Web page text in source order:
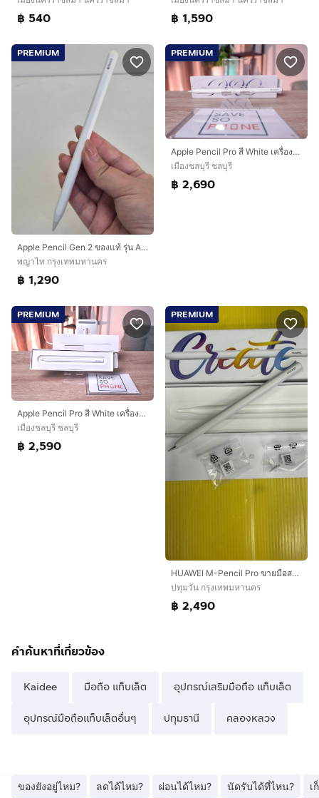
฿ 540 ฿ 1,590
PREMIUM
Apple Pencil Gen 2 ของแท้ รุ่น A2051
พญาไท กรุงเทพมหานคร
฿ 1,290
PREMIUM
Apple Pencil Pro สี White เครื่องสวย ราคาเพียง 2,690.- มีประกันร้าน 60 วัน
เมืองชลบุรี ชลบุรี
฿ 2,690
PREMIUM
Apple Pencil Pro สี White เครื่องสวย ราคาเพียง 2,590.- มีประกันร้าน 60 วัน
เมืองชลบุรี ชลบุรี
฿ 2,590
PREMIUM
HUAWEI M-Pencil Pro ขายมือสองใหม่มาก
ปทุมวัน กรุงเทพมหานคร
฿ 2,490
คำค้นหาที่เกี่ยวข้อง
Kaidee มือถือ แท็บเล็ต อุปกรณ์เสริมมือถือ แท็บเล็ต
อุปกรณ์มือถือแท็บเล็ตอื่นๆ ปทุมธานี คลองหลวง
ของยังอยู่ไหม? ลดได้ไหม? ผ่อนได้ไหม? นัดรับได้ที่ไหน? เ